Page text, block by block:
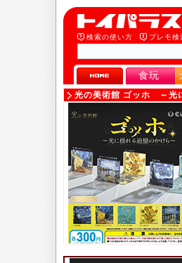
検索の使い方 プレモ検
食玩
光の美術館 ゴッホ ～光